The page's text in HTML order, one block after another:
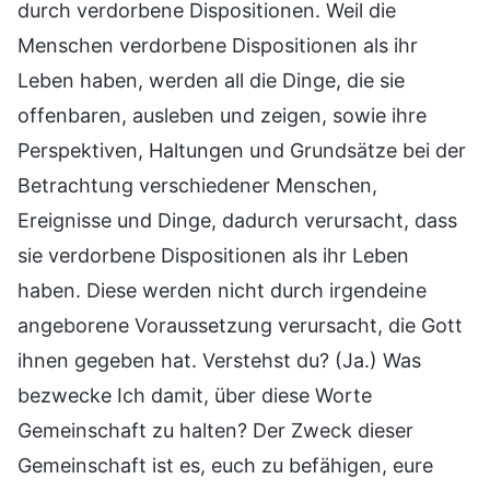
durch verdorbene Dispositionen. Weil die
Menschen verdorbene Dispositionen als ihr
Leben haben, werden all die Dinge, die sie
offenbaren, ausleben und zeigen, sowie ihre
Perspektiven, Haltungen und Grundsätze bei der
Betrachtung verschiedener Menschen,
Ereignisse und Dinge, dadurch verursacht, dass
sie verdorbene Dispositionen als ihr Leben
haben. Diese werden nicht durch irgendeine
angeborene Voraussetzung verursacht, die Gott
ihnen gegeben hat. Verstehst du? (Ja.) Was
bezwecke Ich damit, über diese Worte
Gemeinschaft zu halten? Der Zweck dieser
Gemeinschaft ist es, euch zu befähigen, eure